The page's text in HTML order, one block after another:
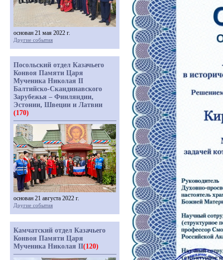
основан 21 мая 2022 г.
Другие события
Посольский отдел Казачьего
Конвоя Памяти Царя
Мученика Николая II
Балтийско-Скандинавского
Зарубежья – Финляндии,
Эстонии, Швеции и Латвии
(170)
основан 21 августа 2022 г.
Другие события
Камчатский отдел Казачьего
Конвоя Памяти Царя
Мученика Николая II(120)